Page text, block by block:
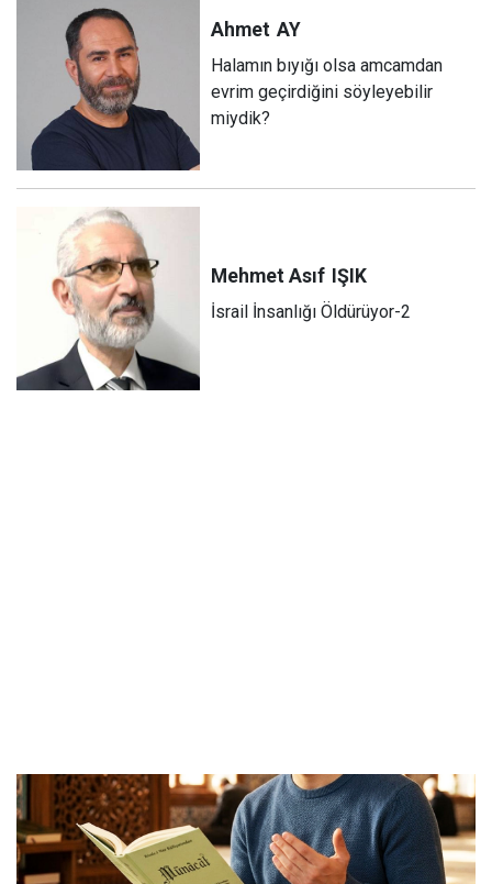
Ahmet AY
Halamın bıyığı olsa amcamdan
evrim geçirdiğini söyleyebilir
miydik?
Mehmet Asıf IŞIK
İsrail İnsanlığı Öldürüyor-2